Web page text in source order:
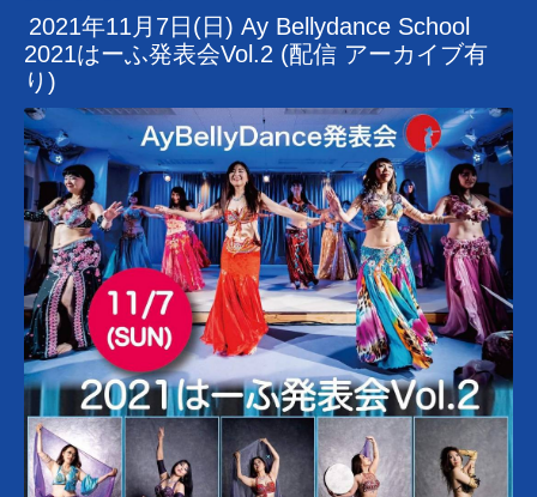
2021年11月7日(日) Ay Bellydance School
2021はーふ発表会Vol.2 (配信 アーカイブ有
り)